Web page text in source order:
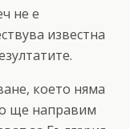
не е
известна
което няма
ще направим